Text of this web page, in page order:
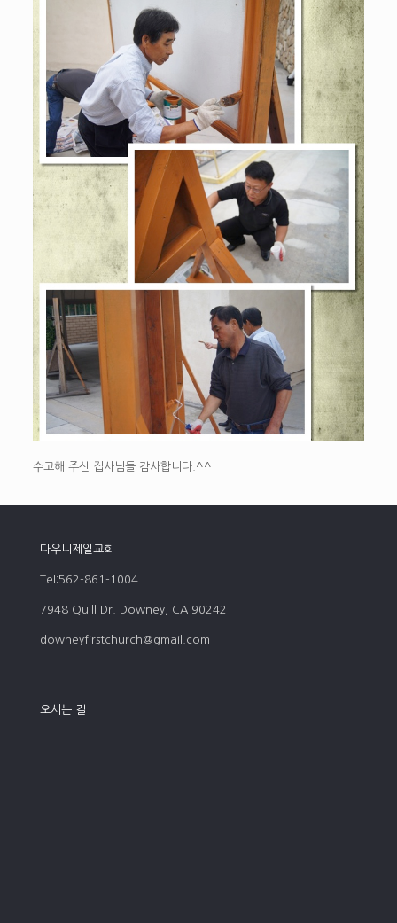
수고해 주신 집사님들 감사합니다.^^
다우니제일교회
Tel:562-861-1004
7948 Quill Dr. Downey, CA 90242
downeyfirstchurch@gmail.com
오시는 길